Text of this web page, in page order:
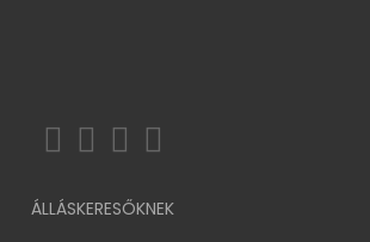
ÁLLÁSKERESŐKNEK